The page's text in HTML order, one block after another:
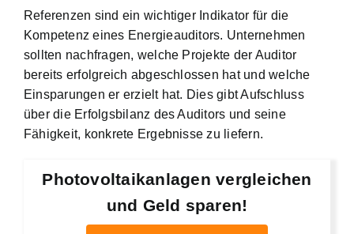
Referenzen sind ein wichtiger Indikator für die
Kompetenz eines Energieauditors. Unternehmen
sollten nachfragen, welche Projekte der Auditor
bereits erfolgreich abgeschlossen hat und welche
Einsparungen er erzielt hat. Dies gibt Aufschluss
über die Erfolgsbilanz des Auditors und seine
Fähigkeit, konkrete Ergebnisse zu liefern.
Photovoltaikanlagen vergleichen
und Geld sparen!